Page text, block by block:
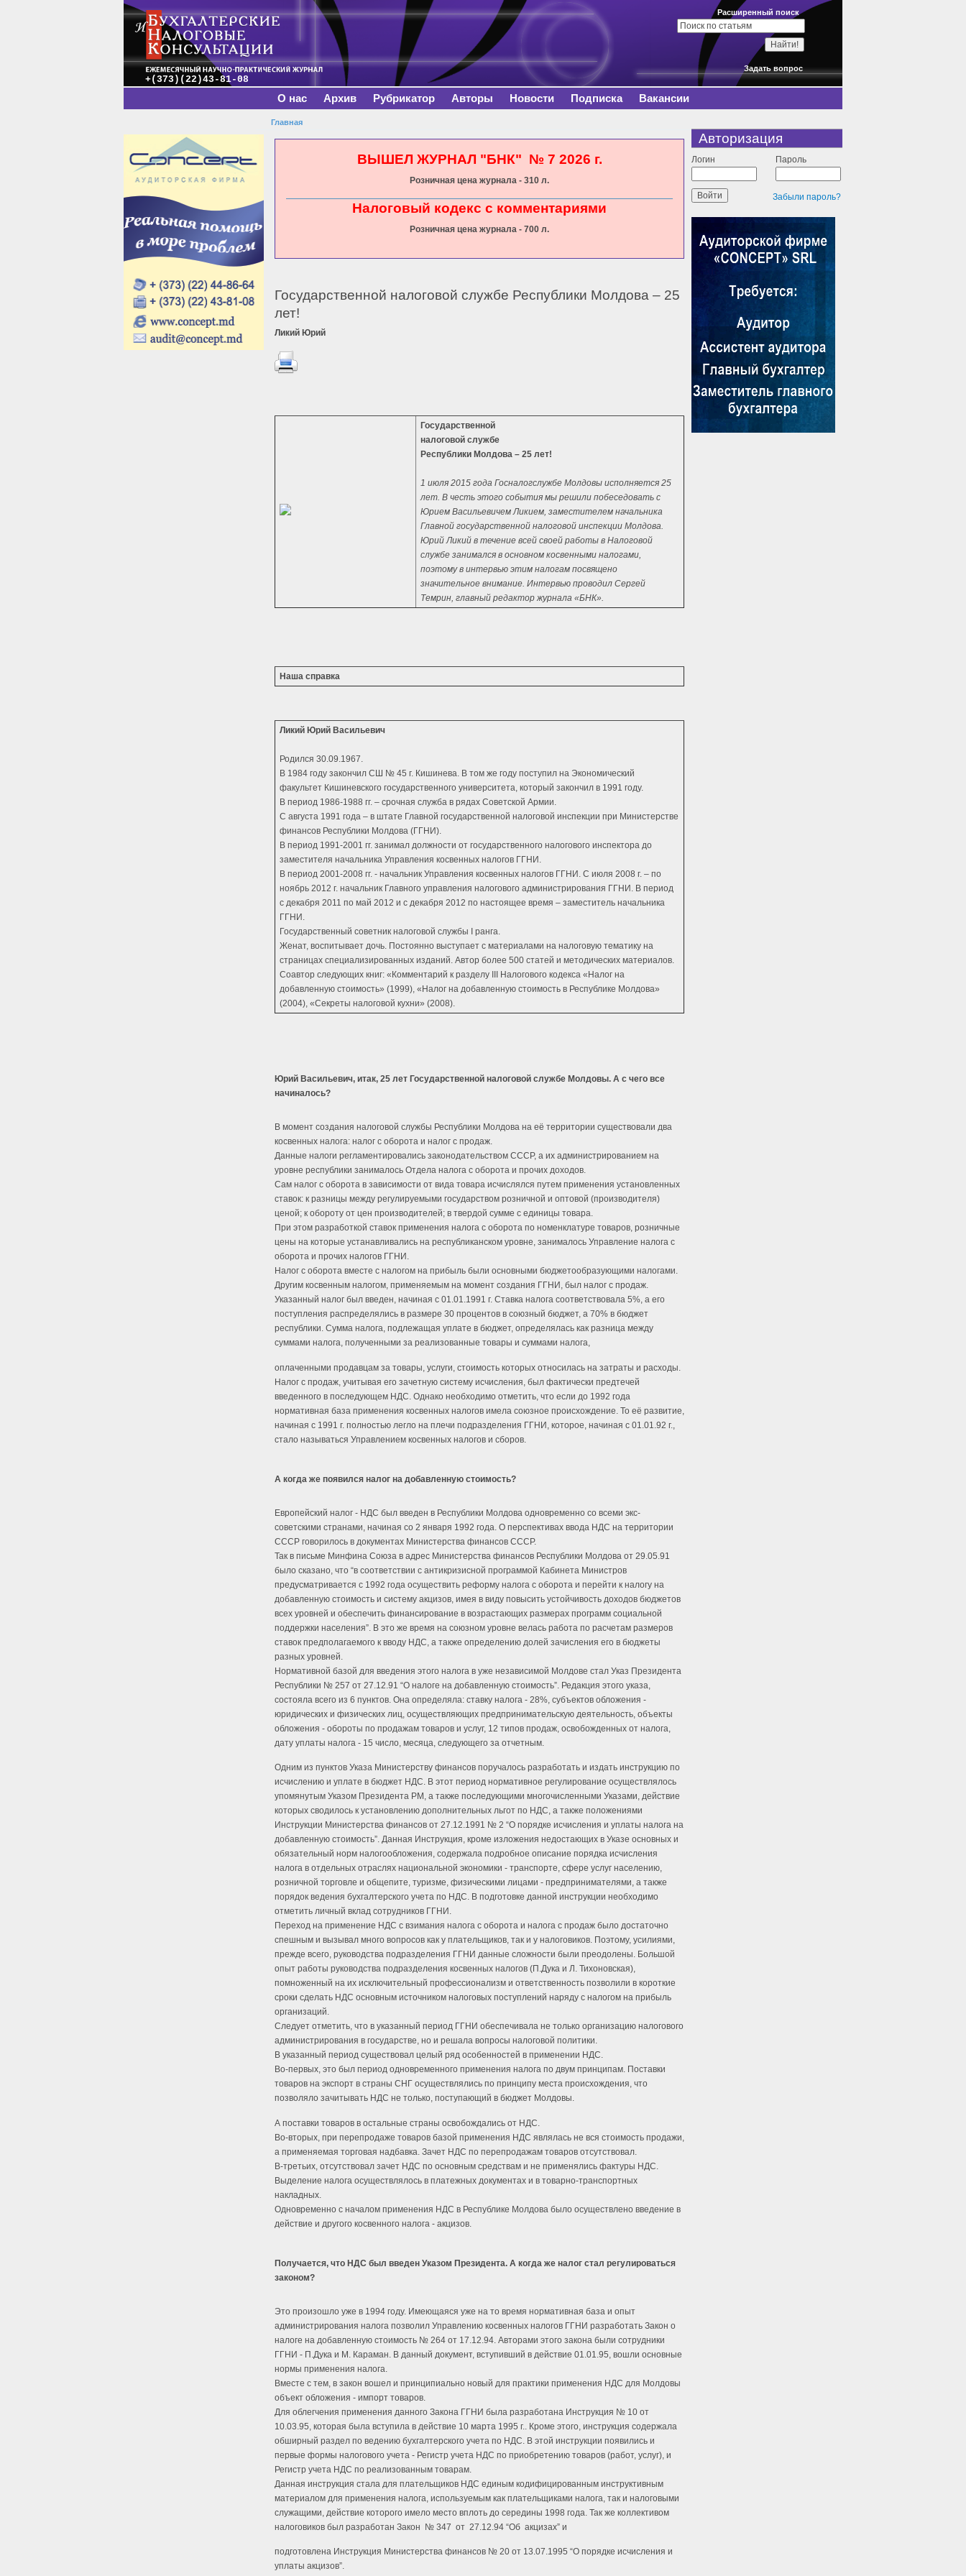
содержанию
+(373)(22)43-81-08
Расширенный поиск
Задать вопрос
Главное меню
О нас Архив Рубрикатор Авторы Новости Подписка Вакансии
Вы здесь
Главная
ВЫШЕЛ ЖУРНАЛ "БНК" № 7 2026 г.
Розничная цена журнала - 310 л.
Налоговый кодекс с комментариями
Розничная цена журнала - 700 л.
Государственной налоговой службе Республики Молдова – 25
лет!
Ликий Юрий
Государственной
налоговой службе
Республики Молдова – 25 лет!
1 июля 2015 года Госналогслужбе Молдовы исполняется 25
лет. В честь этого события мы решили побеседовать с
Юрием Васильевичем Ликием, заместителем начальника
Главной государственной налоговой инспекции Молдова.
Юрий Ликий в течение всей своей работы в Налоговой
службе занимался в основном косвенными налогами,
поэтому в интервью этим налогам посвящено
значительное внимание. Интервью проводил Сергей
Темрин, главный редактор журнала «БНК».
Наша справка
Ликий Юрий Васильевич
Родился 30.09.1967.
В 1984 году закончил СШ № 45 г. Кишинева. В том же году поступил на Экономический
факультет Кишиневского государственного университета, который закончил в 1991 году.
В период 1986-1988 гг. – срочная служба в рядах Советской Армии.
С августа 1991 года – в штате Главной государственной налоговой инспекции при Министерстве
финансов Республики Молдова (ГГНИ).
В период 1991-2001 гг. занимал должности от государственного налогового инспектора до
заместителя начальника Управления косвенных налогов ГГНИ.
В период 2001-2008 гг. - начальник Управления косвенных налогов ГГНИ. С июля 2008 г. – по
ноябрь 2012 г. начальник Главного управления налогового администрирования ГГНИ. В период
с декабря 2011 по май 2012 и с декабря 2012 по настоящее время – заместитель начальника
ГГНИ.
Государственный советник налоговой службы I ранга.
Женат, воспитывает дочь. Постоянно выступает с материалами на налоговую тематику на
страницах специализированных изданий. Автор более 500 статей и методических материалов.
Соавтор следующих книг: «Комментарий к разделу III Налогового кодекса «Налог на
добавленную стоимость» (1999), «Налог на добавленную стоимость в Республике Молдова»
(2004), «Секреты налоговой кухни» (2008).
Юрий Васильевич, итак, 25 лет Государственной налоговой службе Молдовы. А с чего все
начиналось?
В момент создания налоговой службы Республики Молдова на её территории существовали два
косвенных налога: налог с оборота и налог с продаж.
Данные налоги регламентировались законодательством СССР, а их администрированием на
уровне республики занималось Отдела налога с оборота и прочих доходов.
Сам налог с оборота в зависимости от вида товара исчислялся путем применения установленных
ставок: к разницы между регулируемыми государством розничной и оптовой (производителя)
ценой; к обороту от цен производителей; в твердой сумме с единицы товара.
При этом разработкой ставок применения налога с оборота по номенклатуре товаров, розничные
цены на которые устанавливались на республиканском уровне, занималось Управление налога с
оборота и прочих налогов ГГНИ.
Налог с оборота вместе с налогом на прибыль были основными бюджетообразующими налогами.
Другим косвенным налогом, применяемым на момент создания ГГНИ, был налог с продаж.
Указанный налог был введен, начиная с 01.01.1991 г. Ставка налога соответствовала 5%, а его
поступления распределялись в размере 30 процентов в союзный бюджет, а 70% в бюджет
республики. Сумма налога, подлежащая уплате в бюджет, определялась как разница между
суммами налога, полученными за реализованные товары и суммами налога,
оплаченными продавцам за товары, услуги, стоимость которых относилась на затраты и расходы.
Налог с продаж, учитывая его зачетную систему исчисления, был фактически предтечей
введенного в последующем НДС. Однако необходимо отметить, что если до 1992 года
нормативная база применения косвенных налогов имела союзное происхождение. То её развитие,
начиная с 1991 г. полностью легло на плечи подразделения ГГНИ, которое, начиная с 01.01.92 г.,
стало называться Управлением косвенных налогов и сборов.
А когда же появился налог на добавленную стоимость?
Европейский налог - НДС был введен в Республики Молдова одновременно со всеми экс-
советскими странами, начиная со 2 января 1992 года. О перспективах ввода НДС на территории
СССР говорилось в документах Министерства финансов СССР.
Так в письме Минфина Союза в адрес Министерства финансов Республики Молдова от 29.05.91
было сказано, что “в соответствии с антикризисной программой Кабинета Министров
предусматривается с 1992 года осуществить реформу налога с оборота и перейти к налогу на
добавленную стоимость и систему акцизов, имея в виду повысить устойчивость доходов бюджетов
всех уровней и обеспечить финансирование в возрастающих размерах программ социальной
поддержки населения”. В это же время на союзном уровне велась работа по расчетам размеров
ставок предполагаемого к вводу НДС, а также определению долей зачисления его в бюджеты
разных уровней.
Нормативной базой для введения этого налога в уже независимой Молдове стал Указ Президента
Республики № 257 от 27.12.91 “О налоге на добавленную стоимость”. Редакция этого указа,
состояла всего из 6 пунктов. Она определяла: ставку налога - 28%, субъектов обложения -
юридических и физических лиц, осуществляющих предпринимательскую деятельность, объекты
обложения - обороты по продажам товаров и услуг, 12 типов продаж, освобожденных от налога,
дату уплаты налога - 15 число, месяца, следующего за отчетным.
Одним из пунктов Указа Министерству финансов поручалось разработать и издать инструкцию по
исчислению и уплате в бюджет НДС. В этот период нормативное регулирование осуществлялось
упомянутым Указом Президента РМ, а также последующими многочисленными Указами, действие
которых сводилось к установлению дополнительных льгот по НДС, а также положениями
Инструкции Министерства финансов от 27.12.1991 № 2 “О порядке исчисления и уплаты налога на
добавленную стоимость”. Данная Инструкция, кроме изложения недостающих в Указе основных и
обязательный норм налогообложения, содержала подробное описание порядка исчисления
налога в отдельных отраслях национальной экономики - транспорте, сфере услуг населению,
розничной торговле и общепите, туризме, физическими лицами - предпринимателями, а также
порядок ведения бухгалтерского учета по НДС. В подготовке данной инструкции необходимо
отметить личный вклад сотрудников ГГНИ.
Переход на применение НДС с взимания налога с оборота и налога с продаж было достаточно
спешным и вызывал много вопросов как у плательщиков, так и у налоговиков. Поэтому, усилиями,
прежде всего, руководства подразделения ГГНИ данные сложности были преодолены. Большой
опыт работы руководства подразделения косвенных налогов (П.Дука и Л. Тихоновская),
помноженный на их исключительный профессионализм и ответственность позволили в короткие
сроки сделать НДС основным источником налоговых поступлений наряду с налогом на прибыль
организаций.
Следует отметить, что в указанный период ГГНИ обеспечивала не только организацию налогового
администрирования в государстве, но и решала вопросы налоговой политики.
В указанный период существовал целый ряд особенностей в применении НДС.
Во-первых, это был период одновременного применения налога по двум принципам. Поставки
товаров на экспорт в страны СНГ осуществлялись по принципу места происхождения, что
позволяло зачитывать НДС не только, поступающий в бюджет Молдовы.
А поставки товаров в остальные страны освобождались от НДС.
Во-вторых, при перепродаже товаров базой применения НДС являлась не вся стоимость продажи,
а применяемая торговая надбавка. Зачет НДС по перепродажам товаров отсутствовал.
В-третьих, отсутствовал зачет НДС по основным средствам и не применялись фактуры НДС.
Выделение налога осуществлялось в платежных документах и в товарно-транспортных
накладных.
Одновременно с началом применения НДС в Республике Молдова было осуществлено введение в
действие и другого косвенного налога - акцизов.
Получается, что НДС был введен Указом Президента. А когда же налог стал регулироваться
законом?
Это произошло уже в 1994 году. Имеющаяся уже на то время нормативная база и опыт
администрирования налога позволил Управлению косвенных налогов ГГНИ разработать Закон о
налоге на добавленную стоимость № 264 от 17.12.94. Авторами этого закона были сотрудники
ГГНИ - П.Дука и М. Караман. В данный документ, вступивший в действие 01.01.95, вошли основные
нормы применения налога.
Вместе с тем, в закон вошел и принципиально новый для практики применения НДС для Молдовы
объект обложения - импорт товаров.
Для облегчения применения данного Закона ГГНИ была разработана Инструкция № 10 от
10.03.95, которая была вступила в действие 10 марта 1995 г.. Кроме этого, инструкция содержала
обширный раздел по ведению бухгалтерского учета по НДС. В этой инструкции появились и
первые формы налогового учета - Регистр учета НДС по приобретению товаров (работ, услуг), и
Регистр учета НДС по реализованным товарам.
Данная инструкция стала для плательщиков НДС единым кодифицированным инструктивным
материалом для применения налога, используемым как плательщиками налога, так и налоговыми
служащими, действие которого имело место вплоть до середины 1998 года. Так же коллективом
налоговиков был разработан Закон № 347 от 27.12.94 “Об акцизах” и
подготовлена Инструкция Министерства финансов № 20 от 13.07.1995 “О порядке исчисления и
уплаты акцизов”.
Авторизация
Логин Пароль
Забыли пароль?